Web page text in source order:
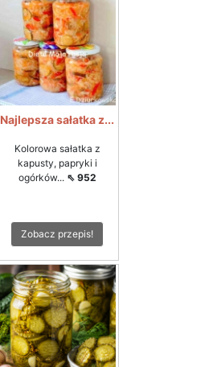
Najlepsza sałatka z...
Kolorowa sałatka z
kapusty, papryki i
ogórków... ⇖ 952
Zobacz przepis!